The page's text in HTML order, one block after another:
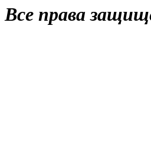
Все права